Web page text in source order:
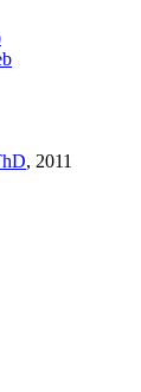
, 2011